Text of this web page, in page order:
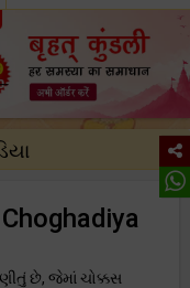
છે, જેમાં ચોક્કસ